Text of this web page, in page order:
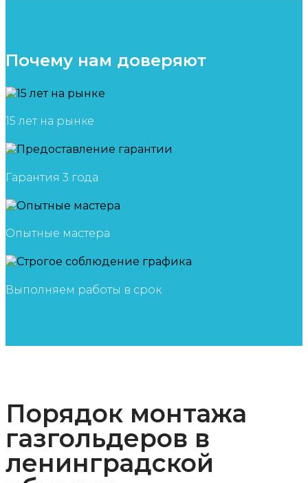
Почему нам доверяют
15 лет на рынке
Гарантия 3 года
Опытные мастера
Выполняем работы в срок
Порядок монтажа
газгольдеров в
ленинградской